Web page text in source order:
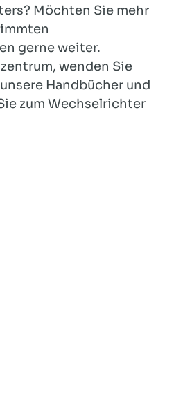
Möchten Sie mehr
gerne weiter.
wenden Sie
Handbücher und
zum Wechselrichter